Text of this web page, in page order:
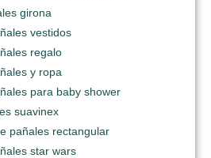
girona
vestidos
regalo
y ropa
para baby shower
suavinex
pañales rectangular
star wars